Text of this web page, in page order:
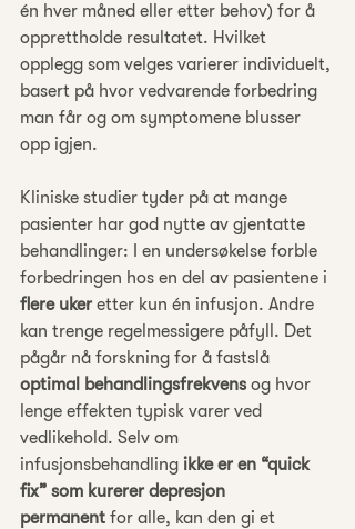
én hver måned eller etter behov) for å
opprettholde resultatet. Hvilket
opplegg som velges varierer individuelt,
basert på hvor vedvarende forbedring
man får og om symptomene blusser
opp igjen.
Kliniske studier tyder på at mange
pasienter har god nytte av gjentatte
behandlinger: I en undersøkelse forble
forbedringen hos en del av pasientene i
flere uker etter kun én infusjon. Andre
kan trenge regelmessigere påfyll. Det
pågår nå forskning for å fastslå
optimal behandlingsfrekvens og hvor
lenge effekten typisk varer ved
vedlikehold. Selv om
infusjonsbehandling ikke er en “quick
fix” som kurerer depresjon
permanent for alle, kan den gi et